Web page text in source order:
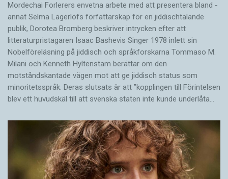
Morde­chai Forlerers envetna arbete med att presentera bland ­
annat Selma Lagerlöfs författarskap för en jiddisch­talande
publik, Dorotea Bromberg beskriver intrycken efter att
litteraturpristagaren Isaac Bashevis Singer 1978 inlett sin
Nobelföreläsning på jiddisch och språkforskarna Tommaso M.
Milani och Kenneth Hyltenstam berättar om den
motståndskantade vägen mot att ge jiddisch status som
minoritetsspråk. Deras slutsats är att ”kopplingen till Förintelsen
blev ett huvud­skäl till att svenska staten inte kunde underlåta…